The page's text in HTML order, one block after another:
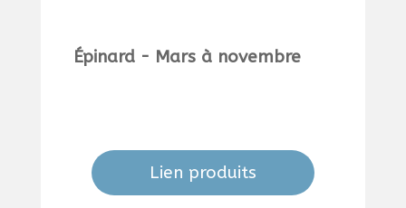
Épinard - Mars à novembre
Lien produits